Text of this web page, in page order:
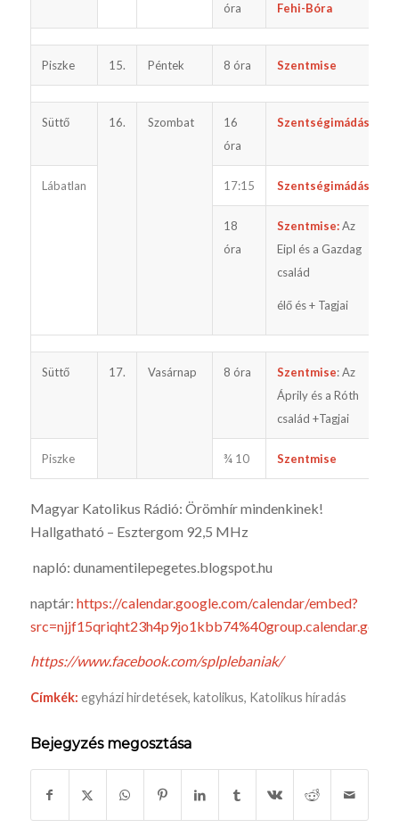
óra
Fehi-Bóra
Piszke 15. Péntek 8 óra Szentmise
Süttő 16. Szombat
16
óra
Szentségimádás
Lábatlan 17:15 Szentségimádás
18
óra
Szentmise:Az
Eipl és a Gazdag
család
élő és + Tagjai
Süttő 17. Vasárnap 8 óra Szentmise: Az
Áprily és a Róth
család +Tagjai
Piszke ¾ 10 Szentmise
Magyar Katolikus Rádió: Örömhír mindenkinek!
Hallgatható – Esztergom 92,5 MHz
napló: dunamentilepegetes.blogspot.hu
naptár: https://calendar.google.com/calendar/embed?
https://www.facebook.com/splplebaniak/
Címkék: egyházi hirdetések, katolikus, Katolikus híradás
Bejegyzés megosztása